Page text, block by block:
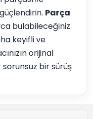
güçlendirin. Parça
bulabileceğiniz
keyifli ve
orijinal
bir sürüş